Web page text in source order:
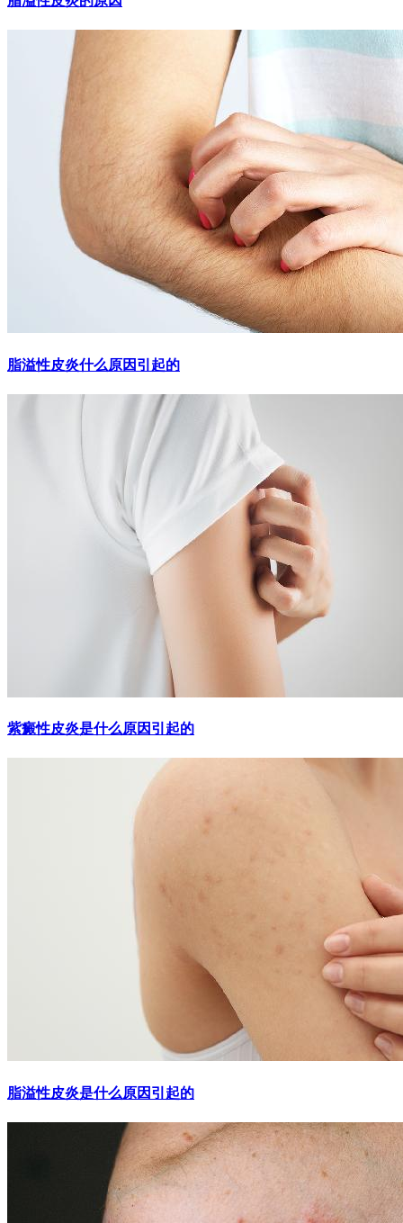
脂溢性皮炎什么原因引起的
紫癜性皮炎是什么原因引起的
脂溢性皮炎是什么原因引起的